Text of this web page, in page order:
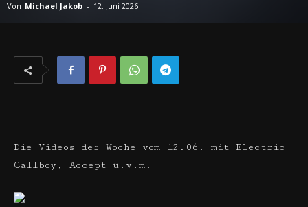
Von Michael Jakob - 12. Juni 2026
Die Videos der Woche vom 12.06. mit Electric
Callboy, Accept u.v.m.